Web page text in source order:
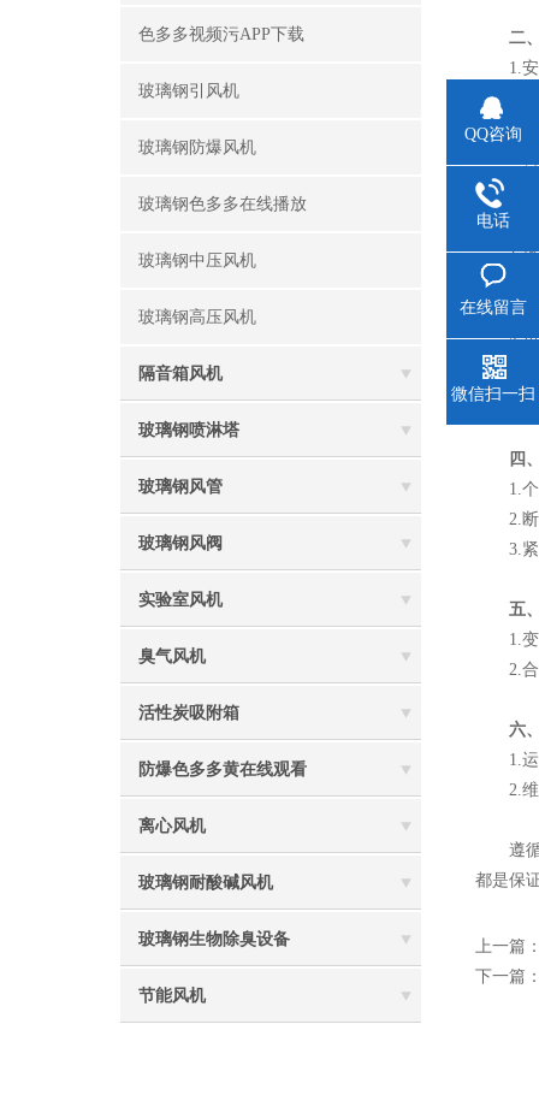
色多多视频污APP下载
玻璃钢引风机
玻璃钢防爆风机
玻璃钢色多多在线播放
玻璃钢中压风机
玻璃钢高压风机
隔音箱风机
玻璃钢喷淋塔
玻璃钢风管
玻璃钢风阀
实验室风机
臭气风机
活性炭吸附箱
防爆色多多黄在线观看
离心风机
玻璃钢耐酸碱风机
玻璃钢生物除臭设备
节能风机
二
1.安装
2.连接
3.电气连
三
1.操作培
2.定期检
3.清洁与
4.负载
5.异常
四
1.个人
2.断电
3.紧急
五
1.变频
2.合理
六
1.运行
2.维护
遵循上
都是保证
上一篇
下一篇
QQ咨询
电话
在线留言
微信扫一扫